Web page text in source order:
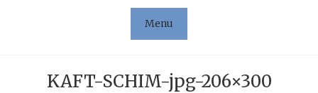
Menu
KAFT-SCHIM-jpg-206×300